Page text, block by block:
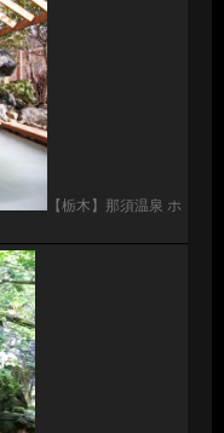
【栃木】那須温泉 ホ